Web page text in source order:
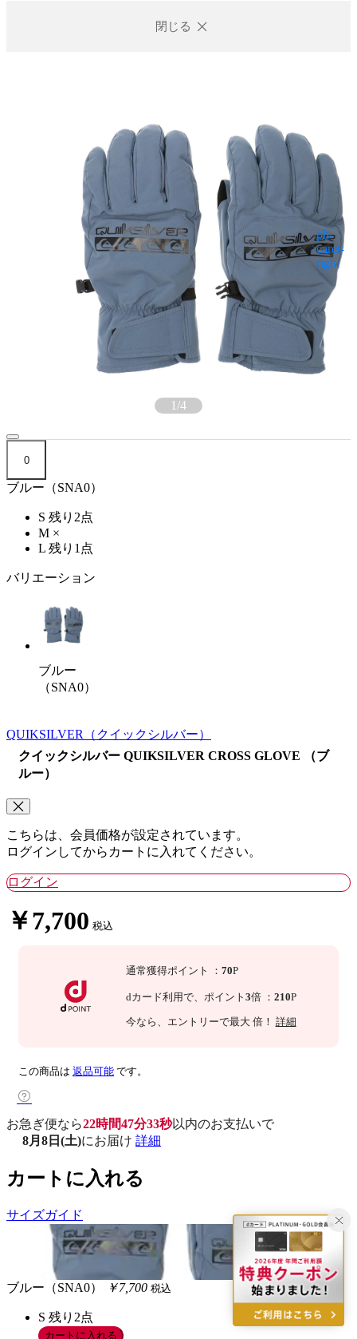
閉じる
1/4
0
ブルー（SNA0）
S 残り2点
M ×
L 残り1点
バリエーション
ブルー
（SNA0）
QUIKSILVER
（クイックシルバー）
クイックシルバー QUIKSILVER CROSS GLOVE （ブ
ルー）
こちらは、会員価格が設定されています。
ログインしてからカートに入れてください。
ログイン
￥7,700 税込
通常獲得ポイント ： 70P
dカード利用で、 ポイント 3倍 ： 210P
今なら 、エントリーで最大 倍！ 詳細
この商品は 返品可能 です。
お急ぎ便なら22時間47分32秒以内のお支払いで
8月8日(土)にお届け 詳細
カートに入れる
サイズガイド
ブルー（SNA0） ￥7,700 税込
S 残り2点
カートに入れる